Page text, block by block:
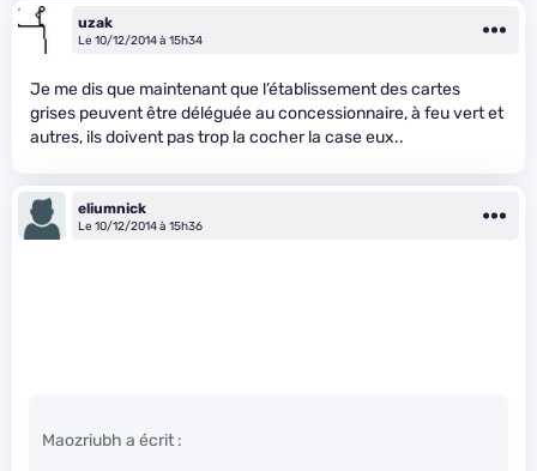
uzak
Le 10/12/2014 à 15h34
Je me dis que maintenant que l’établissement des cartes
grises peuvent être déléguée au concessionnaire, à feu vert et
autres, ils doivent pas trop la cocher la case eux..
eliumnick
Le 10/12/2014 à 15h36
Maozriubh a écrit :